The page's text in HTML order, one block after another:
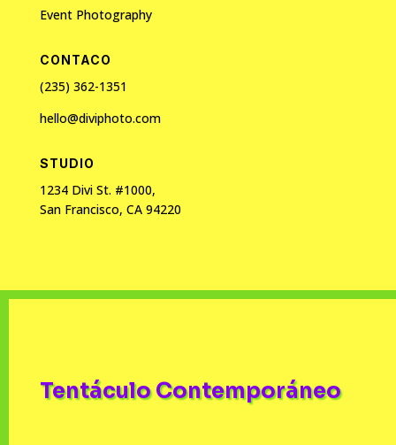
Event Photography
CONTACO
(235) 362-1351
hello@diviphoto.com
STUDIO
1234 Divi St. #1000,
San Francisco, CA 94220
Tentáculo Contemporáneo